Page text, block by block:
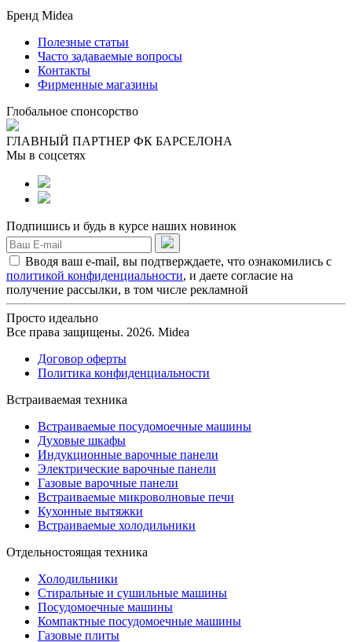
Бренд Midea
Полезные статьи
Часто задаваемые вопросы
Контакты
Фирменные магазины
Глобальное спонсорство
ГЛАВНЫЙ ПАРТНЕР ФК БАРСЕЛОНА
Мы в соцсетях
Подпишись и будь в курсе наших новинок
Вводя ваш e-mail, вы подтверждаете, что ознакомились с
политикой конфиденциальности, и даете согласие на
получение рассылки, в том числе рекламной
Просто идеально
Все права защищены. 2026. Midea
Договор оферты
Политика конфиденциальности
Встраиваемая техника
Встраиваемые посудомоечные машины
Духовые шкафы
Индукционные варочные панели
Электрические варочные панели
Газовые варочные панели
Встраиваемые микроволновые печи
Кухонные вытяжки
Встраиваемые холодильники
Отдельностоящая техника
Холодильники
Стиральные и сушильные машины
Посудомоечные машины
Компактные посудомоечные машины
Газовые плиты